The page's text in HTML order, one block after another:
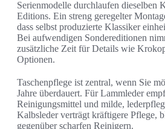
Serienmodelle durchlaufen dieselben
Editions. Ein streng geregelter
dass selbst produzierte Klassiker
Bei aufwendigen Sondereditionen
zusätzliche Zeit für Details wie
Optionen.
Taschenpflege ist zentral, wenn Sie
Jahre überdauert. Für Lammleder
Reinigungsmittel und milde,
Kalbsleder verträgt kräftigere Pflege,
gegenüber scharfen Reinigern.